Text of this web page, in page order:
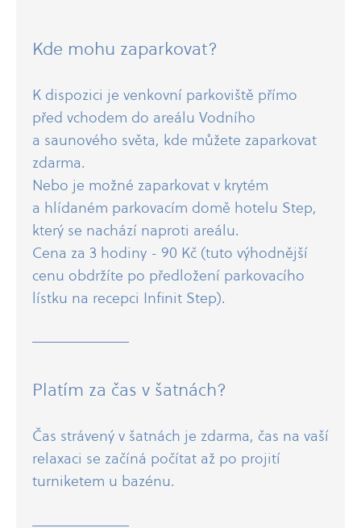
Kde mohu zaparkovat?
K dispozici je venkovní parkoviště přímo
před vchodem do areálu Vodního
a saunového světa, kde můžete zaparkovat
zdarma.
Nebo je možné zaparkovat v krytém
a hlídaném parkovacím domě hotelu Step,
který se nachází naproti areálu.
Cena za 3 hodiny - 90 Kč (tuto výhodnější
cenu obdržíte po předložení parkovacího
lístku na recepci Infinit Step).
Platím za čas v šatnách?
Čas strávený v šatnách je zdarma, čas na vaší
relaxaci se začíná počítat až po projití
turniketem u bazénu.